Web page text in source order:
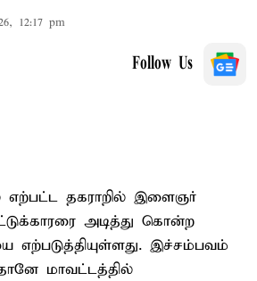
12:17 pm
Follow Us
எற்பட்ட தகராறில் இளைஞர்
அடித்து கொன்ற
எற்படுத்தியுள்ளது. இச்சம்பவம்
மாவட்டத்தில்